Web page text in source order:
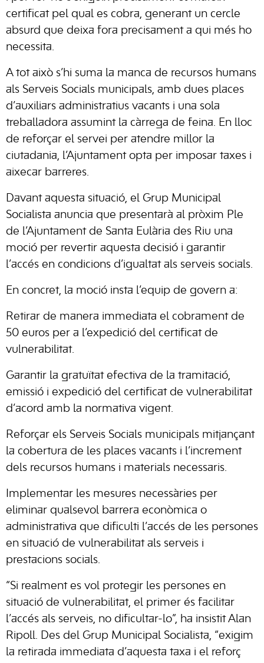
certificat pel qual es cobra, generant un cercle
absurd que deixa fora precisament a qui més ho
necessita.
A tot això s’hi suma la manca de recursos humans
als Serveis Socials municipals, amb dues places
d’auxiliars administratius vacants i una sola
treballadora assumint la càrrega de feina. En lloc
de reforçar el servei per atendre millor la
ciutadania, l’Ajuntament opta per imposar taxes i
aixecar barreres.
Davant aquesta situació, el Grup Municipal
Socialista anuncia que presentarà al pròxim Ple
de l’Ajuntament de Santa Eulària des Riu una
moció per revertir aquesta decisió i garantir
l’accés en condicions d’igualtat als serveis socials.
En concret, la moció insta l’equip de govern a:
Retirar de manera immediata el cobrament de
50 euros per a l’expedició del certificat de
vulnerabilitat.
Garantir la gratuïtat efectiva de la tramitació,
emissió i expedició del certificat de vulnerabilitat
d’acord amb la normativa vigent.
Reforçar els Serveis Socials municipals mitjançant
la cobertura de les places vacants i l’increment
dels recursos humans i materials necessaris.
Implementar les mesures necessàries per
eliminar qualsevol barrera econòmica o
administrativa que dificulti l’accés de les persones
en situació de vulnerabilitat als serveis i
prestacions socials.
“Si realment es vol protegir les persones en
situació de vulnerabilitat, el primer és facilitar
l’accés als serveis, no dificultar-lo”, ha insistit Alan
Ripoll. Des del Grup Municipal Socialista, “exigim
la retirada immediata d’aquesta taxa i el reforç